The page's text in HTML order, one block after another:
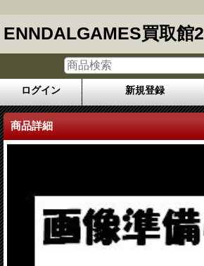
ENNDALGAMES買取館2
ログイン 新規登録
商品詳細